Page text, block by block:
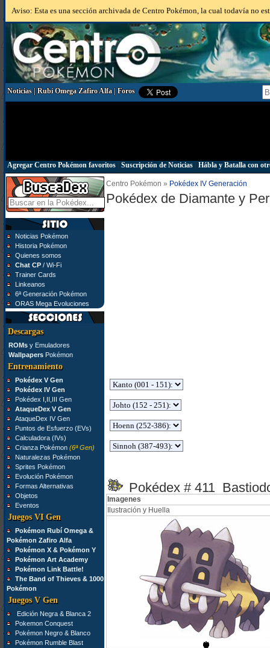
Aviso: Esta es una sección archivada de Centro Pokémon, la cual todavía no
Noticias|Rubí Omega Zafiro Alfa|Foros
Agregar Centro Pokémon favoritos| Suscripción de Noticias| Hábla y Batalla con
Noticias Pokémon
Historia Pokémon
Quienes somos
Chat CP/ Wi-Fi
Trainer Cards
Linkeanos
6ª Generación Pokémon
ORAS Mega Evoluciones
Descargas
ROMsy Emuladores
WallpapersPokémon
Entrenamiento
Pokédex V Gen
Pokédex IV Gen
Pokédex I,II,III Gen
AtaqueDex V Gen
AtaqueDex IV Gen
Puntos de Esfuerzo (EVs)
Calculadora (IVs)
Crianza Pokémon (6ª Gen)
Naturalezas Pokémon
Sprites Pokémon
Evolución Pokémon
Formas Alternativas
Objetos
Eventos
Juegos VI Gen
Pokémon Rubí Omega &
Pokémon Zafiro Alfa
Pokémon X & Pokémon Y
Pokémon Art Academy
Pokémon Link Battle!
The Band of Thieves & 1000
Pokémon
Juegos V Gen
Edición Negra & Blanca 2
Pokemon Conquest
Pokémon Negro & Blanco
Pokémon Rumble Blast
Centro Pokémon » Pokédex IV Generación
Pokédex de Diamante y
Pokédex # 411
Imagenes
Ilustración y Huella